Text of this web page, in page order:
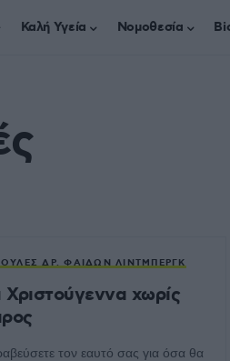
Καλή Υγεία Νομοθεσία
ΔΡ. ΦΑΊΔΩΝ ΛΊΝΤΜΠΕΡΓΚ
Χριστούγεννα χωρίς
τον εαυτό σας για όσα θα